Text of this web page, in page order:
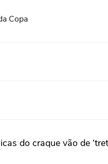
Copa
do craque vão de